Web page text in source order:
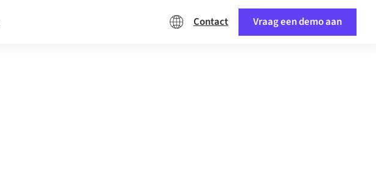
Contact Vraag een demo aan